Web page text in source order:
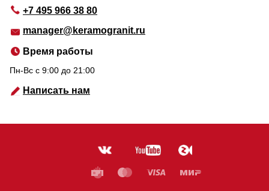
+7 495 966 38 80
manager@keramogranit.ru
Время работы
Пн-Вс c 9:00 до 21:00
Написать нам